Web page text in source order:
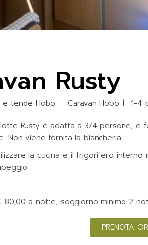
Rusty
e tende Hobo Caravan Hobo 1-4
Rusty è adatta a 3/4 persone, è
Non viene fornita la biancheria.
la cucina e il frigorifero
80,00 a notte, soggiorno minimo 2
PRENOTA